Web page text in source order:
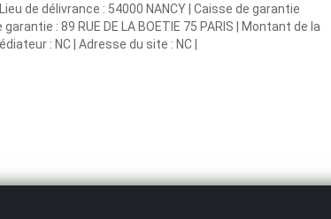
de délivrance : 54000 NANCY | Caisse de garantie
: 89 RUE DE LA BOETIE 75 PARIS | Montant de la
: NC | Adresse du site : NC |